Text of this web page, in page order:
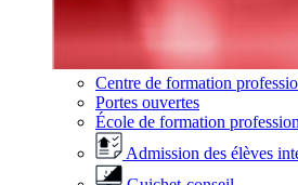
Centre de formation
Portes ouvertes
École de formation
Admission des élèves